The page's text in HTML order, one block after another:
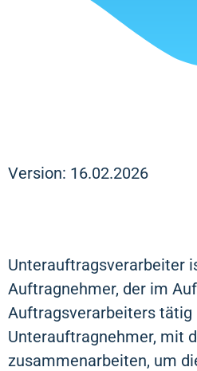
Version: 16.02.2026
Unterauftragsverarbeiter
Auftragnehmer, der im
Auftragsverarbeiters tätig
Unterauftragnehmer, mit
zusammenarbeiten, um